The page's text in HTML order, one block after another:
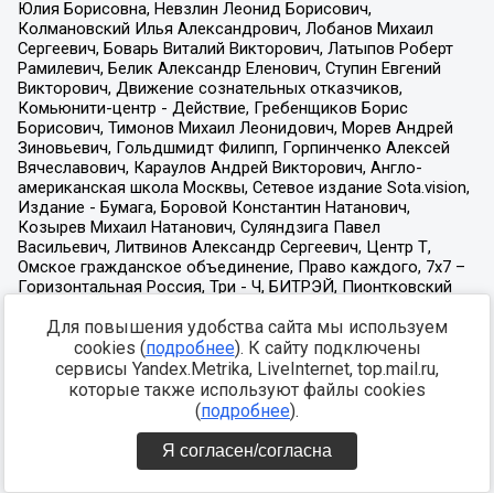
Для повышения удобства сайта мы используем
cookies (подробнее). К сайту подключены
сервисы Yandex.Metrika, LiveInternet, top.mail.ru,
которые также используют файлы cookies
(подробнее).
Я согласен/согласна